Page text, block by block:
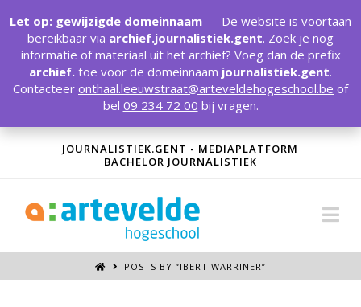
JOURNALISTIEK.GENT - MEDIAPLATFORM
BACHELOR JOURNALISTIEK
POSTS BY “IBERT WARRINER”
Let op: gewijzigde domeinnaam — De website is voortaan
bereikbaar via archief.journalistiek.gent. Zoek je nog
informatie of materiaal uit het archief? Voeg dan de prefix
archief. toe voor de domeinnaam journalistiek.gent.
Contacteer onthaal.leeuwstraat@arteveldehogeschool.be of
bel 09 234 72 00 bij vragen.